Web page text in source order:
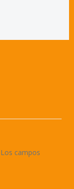
Los campos